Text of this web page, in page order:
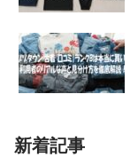
新着記事